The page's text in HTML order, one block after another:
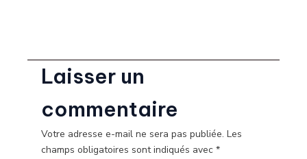
Laisser un
commentaire
Votre adresse e-mail ne sera pas publiée. Les
champs obligatoires sont indiqués avec *